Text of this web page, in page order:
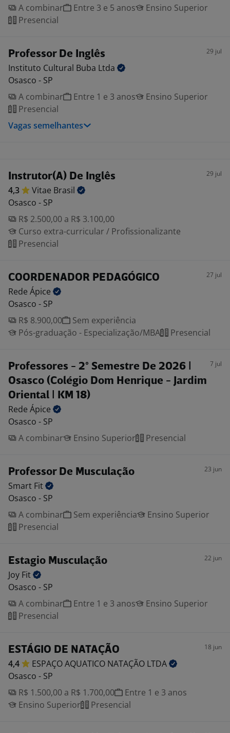
A combinar
Entre 3 e 5 anos
Ensino Superior
Presencial
Professor De Inglês 29 jul
Instituto Cultural Buba Ltda
Osasco - SP
A combinar
Entre 1 e 3 anos
Ensino Superior
Presencial
Vagas semelhantes
Instrutor(A) De Inglês 29 jul
4,3 Vitae Brasil
Osasco - SP
R$ 2.500,00 a R$ 3.100,00
Curso extra-curricular / Profissionalizante
Presencial
COORDENADOR PEDAGÓGICO 27 jul
Rede Ápice
Osasco - SP
R$ 8.900,00
Sem experiência
Pós-graduação - Especialização/MBA
Presencial
Professores - 2° Semestre De 2026 |
Osasco (Colégio Dom Henrique - Jardim
Oriental | KM 18)
7 jul
Rede Ápice
Osasco - SP
A combinar
Ensino Superior Presencial
Professor De Musculação 23 jun
Smart Fit
Osasco - SP
A combinar
Sem experiência
Ensino Superior
Presencial
Estagio Musculação 22 jun
Joy Fit
Osasco - SP
A combinar
Entre 1 e 3 anos
Ensino Superior
Presencial
ESTÁGIO DE NATAÇÃO 18 jun
4,4 ESPAÇO AQUATICO NATAÇÃO LTDA
Osasco - SP
R$ 1.500,00 a R$ 1.700,00
Entre 1 e 3 anos
Ensino Superior
Presencial